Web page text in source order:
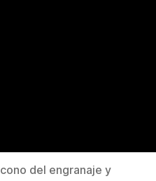
del engranaje y